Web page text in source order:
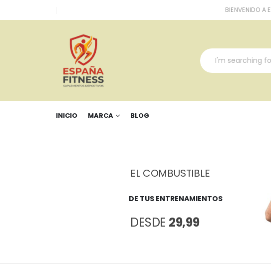
BIENVENIDO A
INICIO MARCA BLOG
EL COMBUSTIBLE
DE TUS ENTRENAMIENTOS
DESDE 29,99